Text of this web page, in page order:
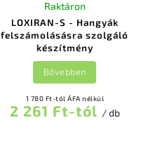
LOXIRAN-S - Hangyák
felszámolásásra szolgáló
készítmény
Raktáron
1 780 Ft-tól ÁFA nélkül
2 261 Ft-tól / db
Bővebben